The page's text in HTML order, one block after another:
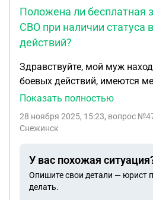
Положена ли бесплатная
СВО при наличии статуса
действий?
Здравствуйте, мой муж
боевых действий, имеются
получении бесплатной земли
скажите пожалуйста
Показать полностью
28 ноября 2025, 15:23, вопрос
Снежинск
У вас похожая
Опишите свои детали — юрист
делать.